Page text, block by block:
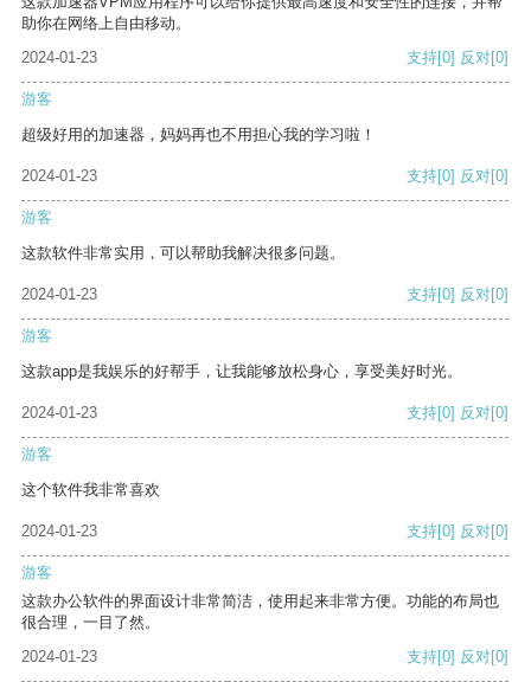
助你在网络上自由移动。
2024-01-23
支持[0] 反对[0]
游客
超级好用的加速器，妈妈再也不用担心我的学习啦！
2024-01-23 支持[0] 反对[0]
游客
这款软件非常实用，可以帮助我解决很多问题。
2024-01-23 支持[0] 反对[0]
游客
这款app是我娱乐的好帮手，让我能够放松身心，享受美好时光。
2024-01-23 支持[0] 反对[0]
游客
这个软件我非常喜欢
2024-01-23 支持[0] 反对[0]
游客
这款办公软件的界面设计非常简洁，使用起来非常方便。功能的布局也
很合理，一目了然。
2024-01-23
支持[0] 反对[0]